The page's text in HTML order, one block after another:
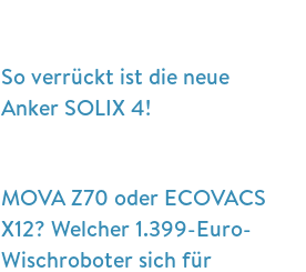
So verrückt ist die neue
Anker SOLIX 4!
MOVA Z70 oder ECOVACS
X12? Welcher 1.399-Euro-
Wischroboter sich für